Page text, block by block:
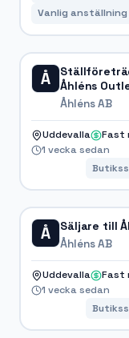
Vanlig anställning
Å
Åhléns
Åhléns AB
Uddevalla
Fast
1 vecka sedan
Å Säljare till
Åhléns AB
Uddevalla
Fast
1 vecka sedan